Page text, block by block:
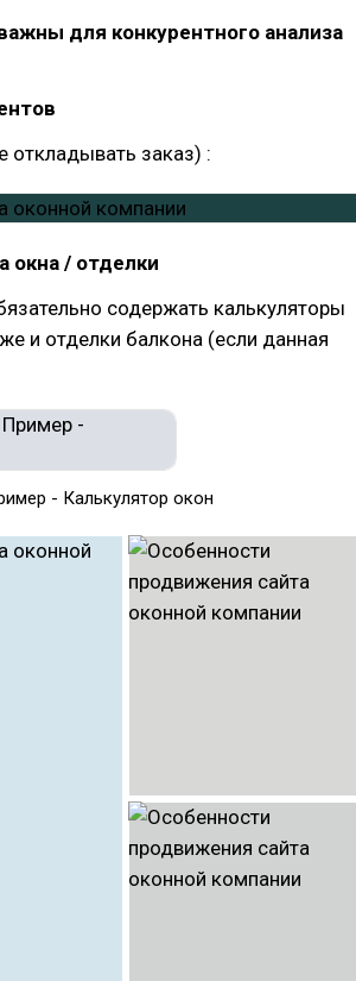
для конкурентного анализа
откладывать заказ) :
окна / отделки
содержать калькуляторы
и отделки балкона (если данная
окон